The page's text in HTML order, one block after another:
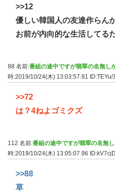
>>12
優しい韓国人の友達作らん
お前が内向的な生活してる
88 名前:番組の途中ですが翡翠の名無し
時:2019/10/24(木) 13:03:57.91
>>72
は？4ねよゴミクズ
112 名前:番組の途中ですが翡翠の名無
時:2019/10/24(木) 13:05:07.96
>>88
草